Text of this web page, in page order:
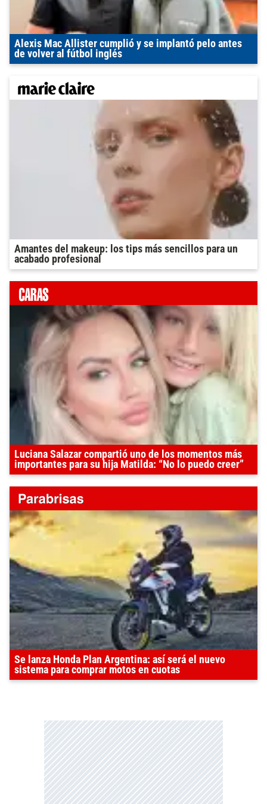
Alexis Mac Allister cumplió y se implantó pelo antes
de volver al fútbol inglés
Amantes del makeup: los tips más sencillos para un
acabado profesional
Luciana Salazar compartió uno de los momentos más
importantes para su hija Matilda: “No lo puedo creer”
Se lanza Honda Plan Argentina: así será el nuevo
sistema para comprar motos en cuotas